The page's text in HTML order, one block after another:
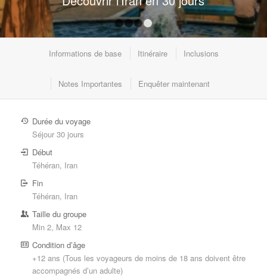
1 2 3 4
Informations de base Itinéraire Inclusions
Notes Importantes Enquêter maintenant
Durée du voyage
Séjour 30 jours
Début
Téhéran, Iran
Fin
Téhéran, Iran
Taille du groupe
Min 2, Max 12
Condition d’âge
+12 ans (Tous les voyageurs de moins de 18 ans doivent être
accompagnés d’un adulte)